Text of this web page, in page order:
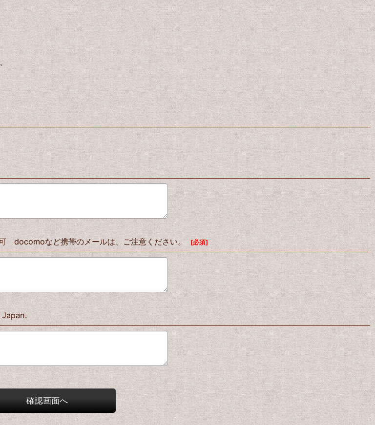
docomoなど携帯のメールは、ご注意ください。 [必須]
確認画面へ